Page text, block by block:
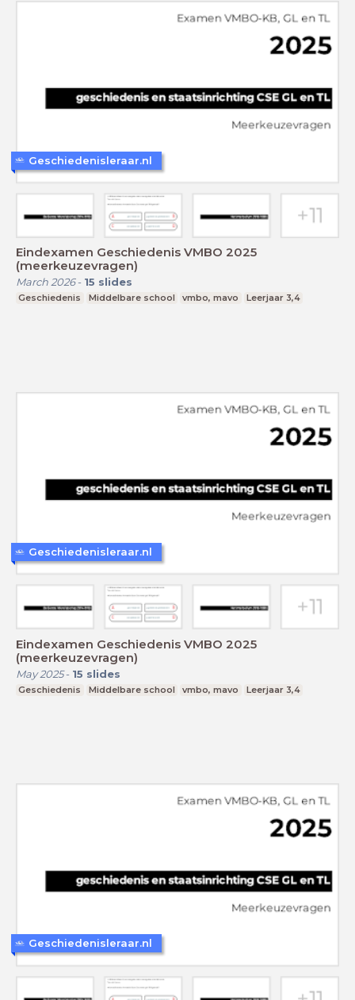
Eindexamen Geschiedenis VMBO 2025
(meerkeuzevragen)
March 2026- 15 slides
Geschiedenis Middelbare school vmbo, mavo Leerjaar 3,4
Geschiedenisleraar.nl
Eindexamen Geschiedenis VMBO 2025
(meerkeuzevragen)
May 2025- 15 slides
Geschiedenis Middelbare school vmbo, mavo Leerjaar 3,4
Geschiedenisleraar.nl
Geschiedenisleraar.nl